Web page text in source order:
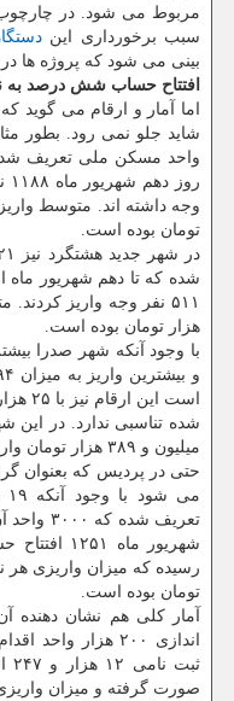
مربوط می شود. در چارچوب
سبب برخورداری این
بینی می شود که پروژه ها
افتتاح حساب شش درصد به
اما آمار و ارقام می گوید
تومان بوده است.
هزار تومان بوده است.
است
میلیون و ۳۸۹ هزار تومان واریز وجه داشته است.
حتی در پردیس که بعنوان
تعریف
تومان بوده است.
اندازی ۲۰۰ هزار